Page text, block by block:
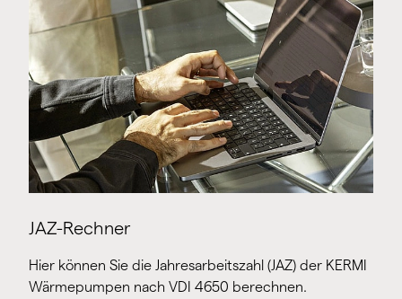
JAZ-Rechner
Hier können Sie die Jahresarbeitszahl (JAZ) der KERMI
Wärmepumpen nach VDI 4650 berechnen.